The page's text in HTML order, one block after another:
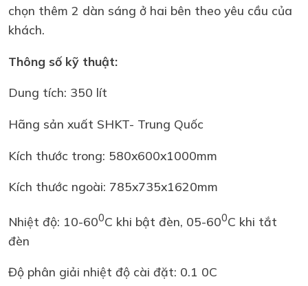
chọn thêm 2 dàn sáng ở hai bên theo yêu cầu của
khách.
Thông số kỹ thuật:
Dung tích: 350 lít
Hãng sản xuất SHKT- Trung Quốc
Kích thước trong: 580x600x1000mm
Kích thước ngoài: 785x735x1620mm
Nhiệt độ: 10-600C khi bật đèn, 05-600C khi tắt
đèn
Độ phân giải nhiệt độ cài đặt: 0.1 0C